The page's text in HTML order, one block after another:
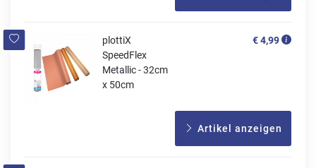
plottiX
SpeedFlex
Metallic - 32cm
x 50cm
€ 4,99
Artikel anzeigen